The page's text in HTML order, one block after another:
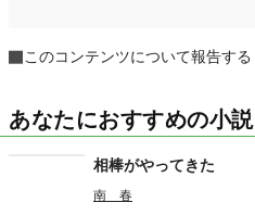
このコンテンツについて報告する
あなたにおすすめの小説
相棒がやってきた
南 春